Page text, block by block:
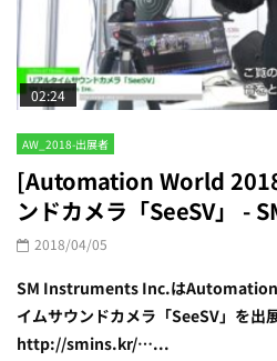
02:24
AW_2018-出展者
[Automation World
ンドカメラ「SeeSV」 -
2018/04/05
SM Instruments Inc.はAutomation
イムサウンドカメラ「SeeSV」を出
http://smins.kr/…...